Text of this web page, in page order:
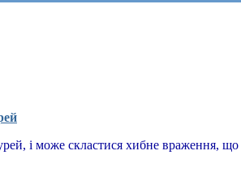
і може скластися хибне враження, що